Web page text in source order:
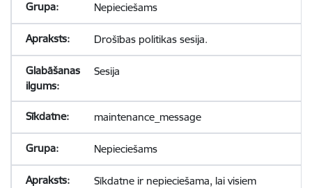
Nepieciešams
Drošības politikas sesija.
Sesija
maintenance_message
Nepieciešams
Sīkdatne ir nepieciešama, lai visiem